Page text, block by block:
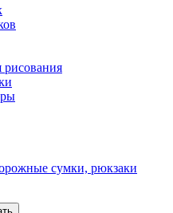
рисования
сумки, рюкзаки